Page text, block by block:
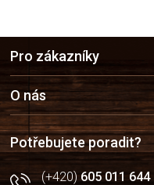
a
t
í
Pro zákazníky
O nás
Potřebujete poradit?
(+420)605 011 644